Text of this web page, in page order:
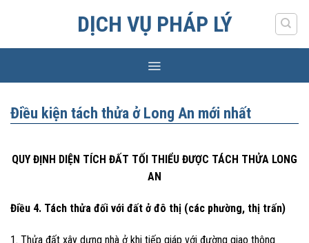
DỊCH VỤ PHÁP LÝ
Điều kiện tách thửa ở Long An mới nhất
QUY ĐỊNH DIỆN TÍCH ĐẤT TỐI THIỂU ĐƯỢC TÁCH THỬA LONG
AN
Điều 4. Tách thửa đối với đất ở đô thị (các phường, thị trấn)
1. Thửa đất xây dựng nhà ở khi tiếp giáp với đường giao thông